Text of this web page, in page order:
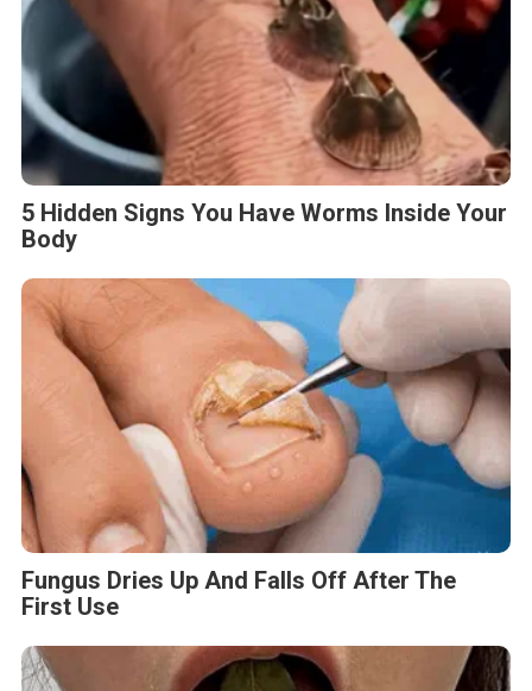
5 Hidden Signs You Have Worms Inside Your
Body
Fungus Dries Up And Falls Off After The
First Use